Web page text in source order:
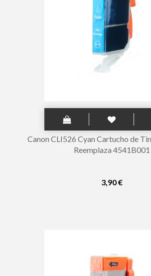
Canon CLI526 Cyan Cartucho de
Reemplaza 4541B001
3,90 €